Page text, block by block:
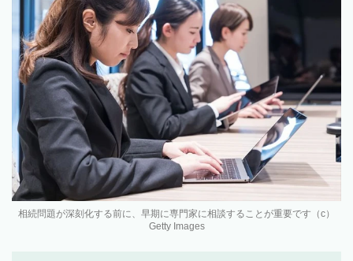
相続問題が深刻化する前に、早期に専門家に相談することが重要です（c）
Getty Images